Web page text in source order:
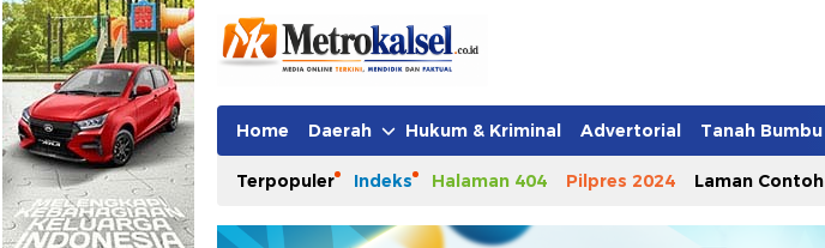
Metro Kalsel
Media Online Terkini, Faktual dan Mendidik
Home Daerah Hukum & Kriminal Advertorial Tanah Bumbu
Terpopuler Indeks Halaman 404 Pilpres 2024 Laman Contoh